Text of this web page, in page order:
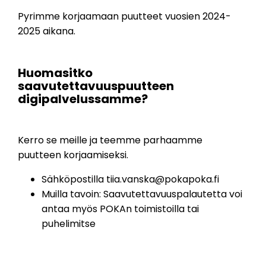
Pyrimme korjaamaan puutteet vuosien 2024-
2025 aikana.
Huomasitko
saavutettavuuspuutteen
digipalvelussamme?
Kerro se meille ja teemme parhaamme
puutteen korjaamiseksi.
Sähköpostilla tiia.vanska@pokapoka.fi
Muilla tavoin: Saavutettavuuspalautetta voi
antaa myös POKAn toimistoilla tai
puhelimitse